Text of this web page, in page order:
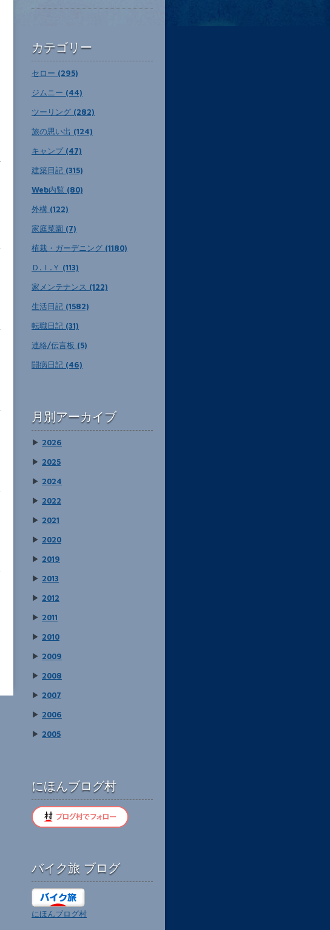
カテゴリー
セロー (295)
ジムニー (44)
ツーリング (282)
旅の思い出 (124)
キャンプ (47)
建築日記 (315)
Web内覧 (80)
外構 (122)
家庭菜園 (7)
植栽・ガーデニング (1180)
Ｄ.Ｉ.Ｙ (113)
家メンテナンス (122)
生活日記 (1582)
転職日記 (31)
連絡/伝言板 (5)
闘病日記 (46)
月別アーカイブ
▶ 2026
▶ 2025
▶ 2024
▶ 2022
▶ 2021
▶ 2020
▶ 2019
▶ 2013
▶ 2012
▶ 2011
▶ 2010
▶ 2009
▶ 2008
▶ 2007
▶ 2006
▶ 2005
にほんブログ村
バイク旅 ブログ
にほんブログ村